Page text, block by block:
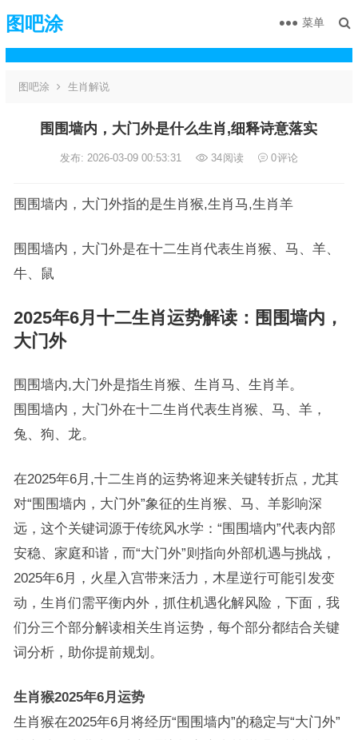
图吧涂 菜单
图吧涂 生肖解说
围围墙内，大门外是什么生肖,细释诗意落实
发布: 2026-03-09 00:53:31 34阅读 0评论
围围墙内，大门外指的是生肖猴,生肖马,生肖羊
围围墙内，大门外是在十二生肖代表生肖猴、马、羊、
牛、鼠
2025年6月十二生肖运势解读：围围墙内，
大门外
围围墙内,大门外是指生肖猴、生肖马、生肖羊。
围围墙内，大门外在十二生肖代表生肖猴、马、羊，
兔、狗、龙。
在2025年6月,十二生肖的运势将迎来关键转折点，尤其
对“围围墙内，大门外”象征的生肖猴、马、羊影响深
远，这个关键词源于传统风水学：“围围墙内”代表内部
安稳、家庭和谐，而“大门外”则指向外部机遇与挑战，
2025年6月，火星入宫带来活力，木星逆行可能引发变
动，生肖们需平衡内外，抓住机遇化解风险，下面，我
们分三个部分解读相关生肖运势，每个部分都结合关键
词分析，助你提前规划。
生肖猴2025年6月运势
生肖猴在2025年6月将经历“围围墙内”的稳定与“大门外”